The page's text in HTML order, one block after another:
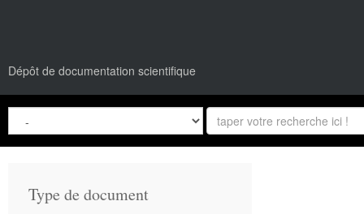
Dépôt de documentation scientifique
Type de document